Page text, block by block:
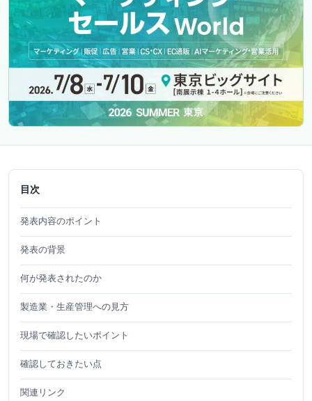
目次
発表内容のポイント
発表の背景
何が発表されたのか
製造業・生産管理への見方
現場で確認したいポイント
確認しておきたい点
関連リンク